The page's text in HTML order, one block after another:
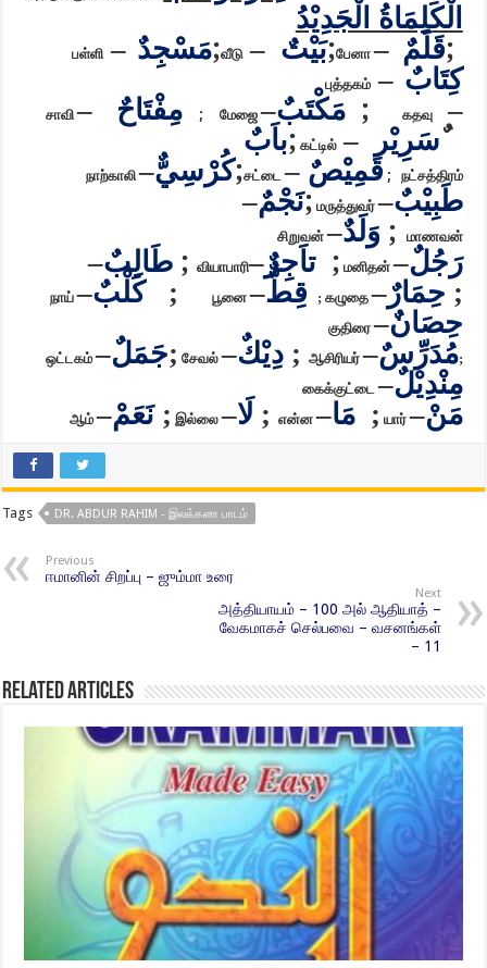
الْكَلِمَاةُ الْجَدِيْدُ
பள்ளி– مَسْجِدٌ;வீடு– بَيْتٌ;பேனா– قَلَمٌ;
புத்தகம்– كِتَابٌ
சாவி– مِفْتَاحٌ; மேஜை–مَكْتَبٌ; கதவு–
باَبٌ; கட்டில்– سَرِيْر
நாற்காலி–كُرْسِيٌّ;சட்டை– قَمِيْصٌ ; நட்சத்திரம்
–نَجْمٌ; மருத்துவர்–طَبِيْبٌ
சிறுவன்–وَلَدٌ ; மாணவன்
–طَالِبٌ; வியாபாரி–تاَجِرٌ ; மனிதன்–رَجُلٌ
நாய்–كَلْبٌ; பூனை–قِطٌّ ; கழுதை–حِمَارٌ ;
குதிரை–حِصَانٌ
ஒட்டகம்–جَمَلٌ; சேவல்–دِيْكٌ; ஆசிரியர்–مُدَرِّسٌ;
கைக்குட்டை–مِنْدِيْلٌ
ஆம்–نَعَمْ; இல்லை–لَا ; என்ன–مَا; யார்–مَنْ
Tags DR. ABDUR RAHIM - இலக்கண பாடம்
Previous
ஈமானின் சிறப்பு – ஜும்மா உரை
Next
அத்தியாயம் – 100 அல் ஆதியாத் –
வேகமாகச் செல்பவை – வசனங்கள்
– 11
Related Articles